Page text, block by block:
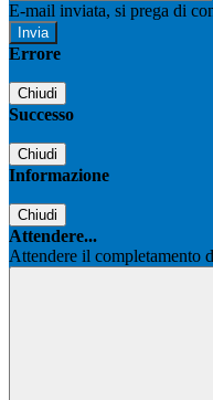
E-mail inviata, si prega di
Errore
Chiudi
Successo
Chiudi
Informazione
Chiudi
Attendere...
Attendere il completamento